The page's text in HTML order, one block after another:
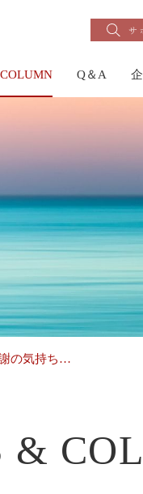
Q＆A
の気持ち…
&